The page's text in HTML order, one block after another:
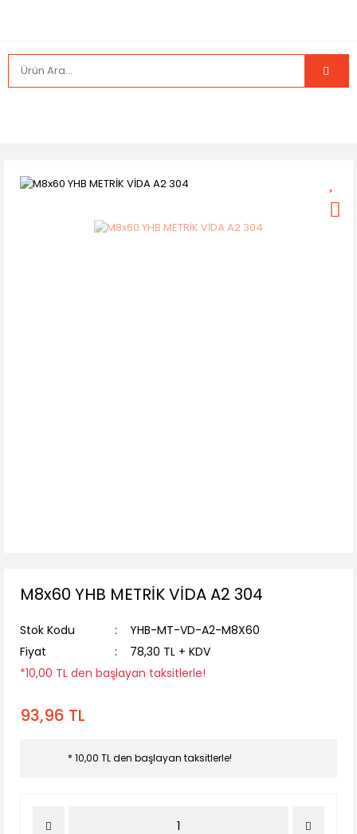
M8x60 YHB METRİK VİDA A2 304
Stok Kodu
YHB-MT-VD-A2-M8X60
Fiyat
78,30 TL + KDV
*10,00 TL den başlayan taksitlerle!
93,96 TL
* 10,00 TL den başlayan taksitlerle!